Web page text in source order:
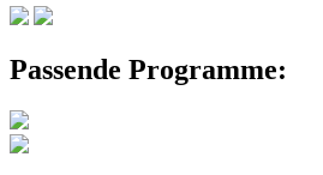
Passende Programme: